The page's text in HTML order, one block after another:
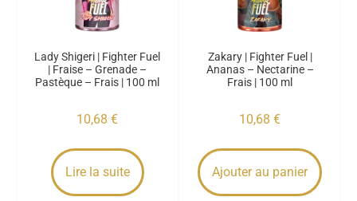
Lady Shigeri | Fighter Fuel
| Fraise – Grenade –
Pastèque – Frais | 100 ml
10,68 €
Lire la suite
Zakary | Fighter Fuel |
Ananas – Nectarine –
Frais | 100 ml
10,68 €
Ajouter au panier